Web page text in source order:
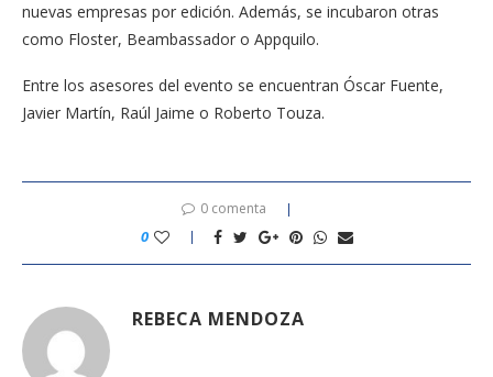
nuevas empresas por edición. Además, se incubaron otras
como Floster, Beambassador o Appquilo.
Entre los asesores del evento se encuentran Óscar Fuente,
Javier Martín, Raúl Jaime o Roberto Touza.
0 comenta
0
REBECA MENDOZA